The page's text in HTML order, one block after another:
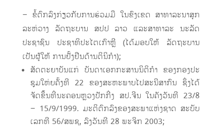
– ຂໍ້ຕົກລົງກ່ຽວກັບການຮ່ວມມື ໃນຂົງເຂດ ສາທາລະນາສຸກ
ລະຫ່ວາງ ລັດຖະບານ ສປປ ລາວ ແລະສາທາລະ ນະລັດ
ປະຊາຊົນ ປະຊາທິປະໄຕເກົາຫຼີ (ໄດ້ມອບໃຫ້ ລັດຖະບານ
ເປັນຜູ້ໃຫ້ ການຢັ້ງຢືນດ້ານຕິນິກຳ);
ສັດຕະຍາບັນແກ່ ບັນດາເອກກະສານນິຕິກຳ ຂອງກອງປະ
ຊຸມໃຫ່ຍຄັ້ງທີ 22 ຂອງສະຫະພາບໄປສະນີສາກົນ ຊຶ່ງໄດ້
ຈັດຂຶ້ນທີ່ນະຄອນຫຼວງປັກກີ່ງ ສປ.ຈີນ ໃນຄັງວັນທີ 23/8
– 15/9/1999. ມະຕິຕົກລົງຂອງສະພາແຫ່ງຊາດ ສະບັບ
ເລກທີ 56/ສພຊ, ລົງວັນທີ 28 ພະຈິກ 2003;